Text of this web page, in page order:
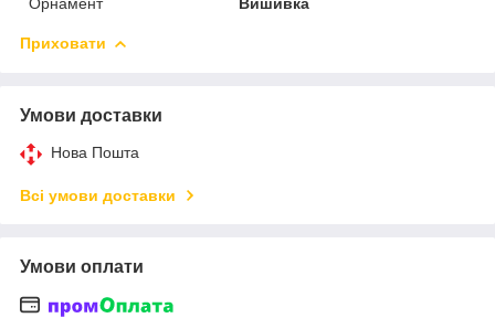
Приховати
Умови доставки
Нова Пошта
Всі умови доставки
Умови оплати